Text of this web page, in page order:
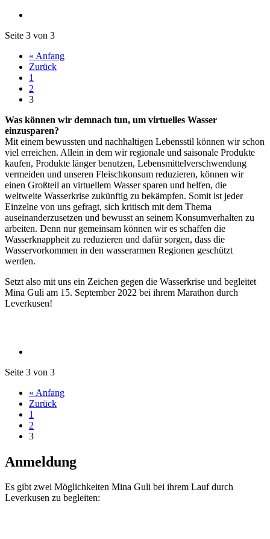
Seite 3 von 3
« Anfang
Zurück
1
2
3
Was können wir demnach tun, um virtuelles Wasser
einzusparen?
Mit einem bewussten und nachhaltigen Lebensstil können wir schon
viel erreichen. Allein in dem wir regionale und saisonale Produkte
kaufen, Produkte länger benutzen, Lebensmittelverschwendung
vermeiden und unseren Fleischkonsum reduzieren, können wir
einen Großteil an virtuellem Wasser sparen und helfen, die
weltweite Wasserkrise zukünftig zu bekämpfen. Somit ist jeder
Einzelne von uns gefragt, sich kritisch mit dem Thema
auseinanderzusetzen und bewusst an seinem Konsumverhalten zu
arbeiten. Denn nur gemeinsam können wir es schaffen die
Wasserknappheit zu reduzieren und dafür sorgen, dass die
Wasservorkommen in den wasserarmen Regionen geschützt
werden.
Setzt also mit uns ein Zeichen gegen die Wasserkrise und begleitet
Mina Guli am 15. September 2022 bei ihrem Marathon durch
Leverkusen!
Seite 3 von 3
« Anfang
Zurück
1
2
3
Anmeldung
Es gibt zwei Möglichkeiten Mina Guli bei ihrem Lauf durch
Leverkusen zu begleiten: